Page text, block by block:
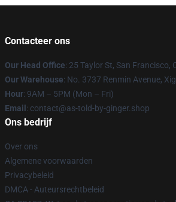
Contacteer ons
Our Head Office: 25 Taylor St, San Francisco,
Our Warehouse: No. 3737 Renmin Avenue,
Hour: 9AM – 5PM (Mon – Fri)
Email : contact@as-told-by-ginger.shop
Ons bedrijf
Over ons
Algemene voorwaarden
Privacybeleid
DMCA - Auteursrechtbeleid